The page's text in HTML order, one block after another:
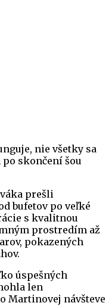
nie všetky sa
skončení šou
prešli
bufetov po veľké
s kvalitnou
prostredím až
pokazených
úspešných
len
Martinovej návšteve